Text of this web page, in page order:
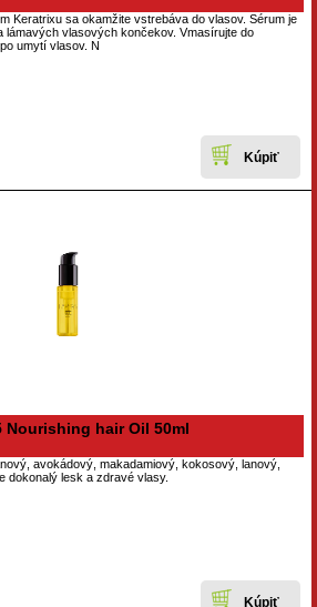
Keratrixu sa okamžite vstrebáva do vlasov. Sérum je
lámavých vlasových končekov. Vmasírujte do
umytí vlasov. N
Nourishing hair Oil 50ml
avokádový, makadamiový, kokosový, lanový,
dokonalý lesk a zdravé vlasy.